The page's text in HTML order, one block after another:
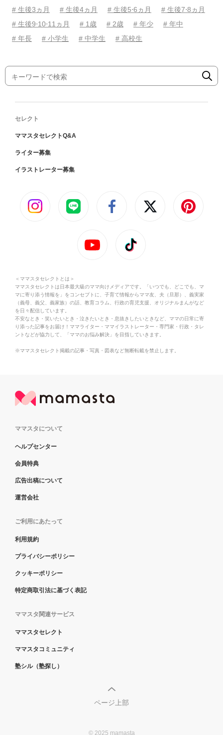
# 生後3ヵ月
# 生後4ヵ月 # 生後5⋅6ヵ月
# 生後7⋅8ヵ月
# 生後9⋅10⋅11ヵ月
# 1歳 # 2歳 # 年少
# 年中
# 年長
# 小学生 # 中学生 # 高校生
セレクト
ママスタセレクトQ&A
ライター募集
イラストレーター募集
＜ママスタセレクトとは＞
ママスタセレクトは日本最大級のママ向けメディアです。「いつでも、どこでも、マ
マに寄り添う情報を」をコンセプトに、子育て情報からママ友、夫（旦那）、義実家
（義母、義父、義家族）の話、教育コラム、行政の育児支援、オリジナルまんがなど
を日々配信しています。
不安なとき・笑いたいとき・泣きたいとき・息抜きしたいときなど、ママの日常に寄
り添った記事をお届け！ママライター・ママイラストレーター・専門家・行政・タレ
ントなどが協力して、「ママのお悩み解決」を目指していきます。
※ママスタセレクト掲載の記事・写真・図表など無断転載を禁止します。
ママスタについて
ヘルプセンター
会員特典
広告出稿について
運営会社
ご利用にあたって
利用規約
プライバシーポリシー
クッキーポリシー
特定商取引法に基づく表記
ママスタ関連サービス
ママスタセレクト
ママスタコミュニティ
塾シル（塾探し）
ページ上部
© 2025 mamasta